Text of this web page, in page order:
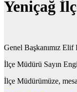
Yeniçağ
Genel Başkanımız
İlçe Müdürü Sayın
İlçe Müdürümüze,